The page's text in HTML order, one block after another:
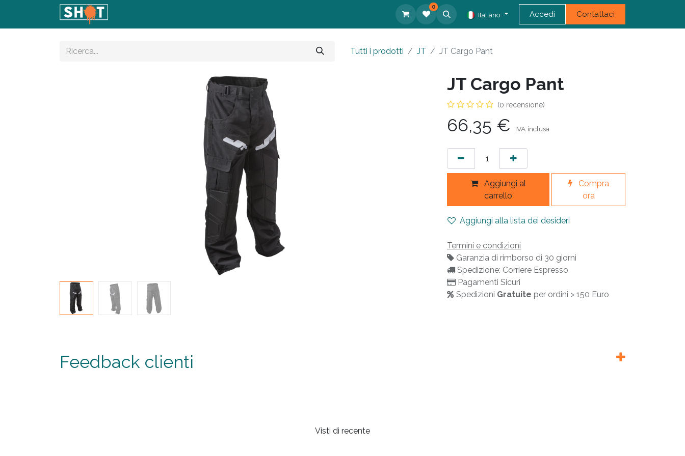
0
Italiano Accedi Contattaci
Tutti i prodotti JT JT Cargo Pant
JT Cargo Pant
(0 recensione)
66,35 € IVA inclusa
Aggiungi al
carrello
Compra
ora
Aggiungi alla lista dei desideri
Termini e condizioni
Garanzia di rimborso di 30 giorni
Spedizione: Corriere Espresso
Pagamenti Sicuri
Spedizioni Gratuite per ordini > 150 Euro
Feedback clienti
Visti di recente